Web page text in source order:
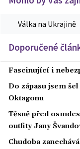
Válka na Ukrajině
Doporučené
Fascinující i
Do zápasu jsem
Oktagonu
Těsně před
outfity Jany
Chudoba